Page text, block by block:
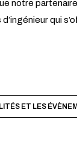
notre
qui
ET LES